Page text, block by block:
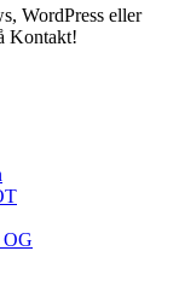
WordPress eller
Kontakt!